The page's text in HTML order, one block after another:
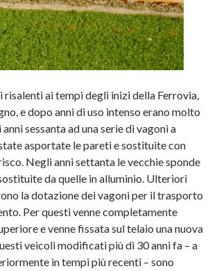
risalenti ai tempi degli inizi della Ferrovia,
e dopo anni di uso intenso erano molto
sessanta ad una serie di vagoni a
asportate le pareti e sostituite con
Negli anni settanta le vecchie sponde
da quelle in alluminio. Ulteriori
la dotazione dei vagoni per il trasporto
Per questi venne completamente
e venne fissata sul telaio una nuova
veicoli modificati più di 30 anni fa – a
in tempi più recenti – sono